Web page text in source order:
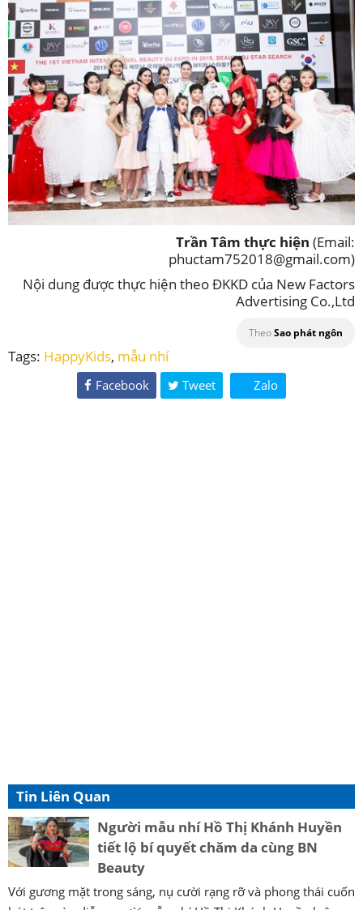
Trần Tâm thực hiện (Email:
phuctam752018@gmail.com)
Nội dung được thực hiện theo ĐKKD của New Factors
Advertising Co.,Ltd
TheoSao phát ngôn
Tags: HappyKids, mẫu nhí
Facebook Tweet Zalo
Tin Liên Quan
Người mẫu nhí Hồ Thị Khánh Huyền
tiết lộ bí quyết chăm da cùng BN
Beauty
Với gương mặt trong sáng, nụ cười rạng rỡ và phong thái cuốn